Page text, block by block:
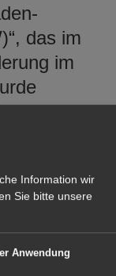
das im
im
von
zur
Information wir
Sie bitte unsere
Anwendung